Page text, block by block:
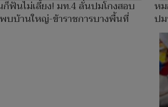
ฟันไม่เลี้ยง! มท.4 ลั่นปมโกงสอบ
บบ้านใหญ่-ข้าราชการบางพื้นที่
ห
ป